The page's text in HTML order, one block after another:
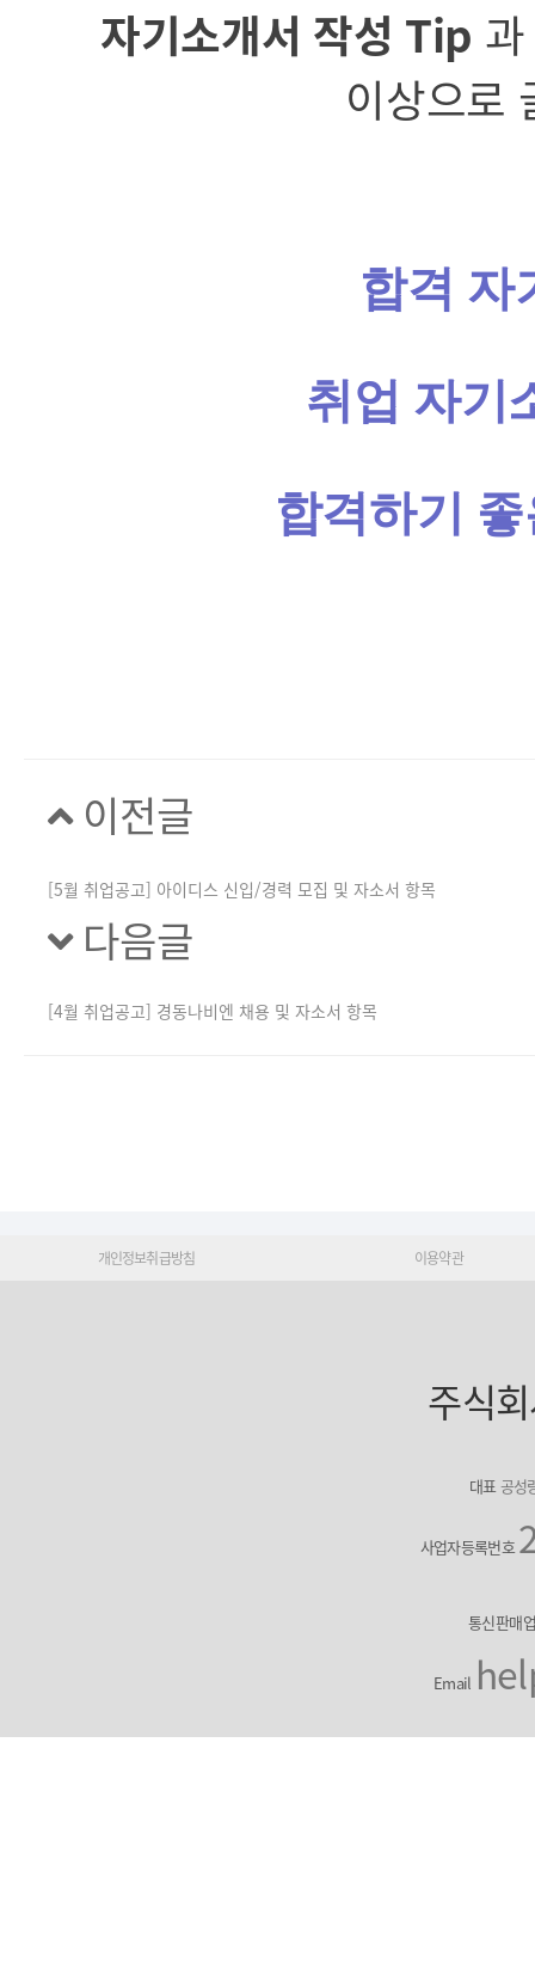
자기소개서 작성 Tip 과
이상으로
합격 자
취업 자기
합격하기
이전글
[5월 취업공고] 아이디스 신입/경력 모집 및 자소서 항목
다음글
[4월 취업공고] 경동나비엔 채용 및 자소서 항목
개인정보취급방침 이용약관
주식
대표공성
사업자등록번호
통신판매업
Email